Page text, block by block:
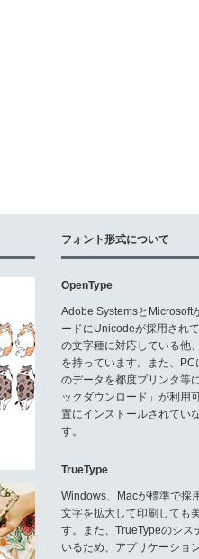
フォント形式について
OpenType
Adobe SystemsとMicrosoft
ードにUnicodeが採用され
の文字種に対応している他
を持っています。また、
のデータを都度プリンタ等
ックダウンロード」が利用
置にインストールされてい
す。
TrueType
Windows、Macが標準で採
文字を拡大して印刷しても
す。また、TrueTypeのシス
いるため、アプリケーショ